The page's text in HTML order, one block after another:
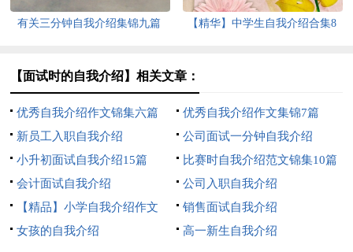
有关三分钟自我介绍集锦九篇
【精华】中学生自我介绍合集8
【面试时的自我介绍】相关文章：
优秀自我介绍作文锦集六篇
优秀自我介绍作文集锦7篇
新员工入职自我介绍
公司面试一分钟自我介绍
小升初面试自我介绍15篇
比赛时自我介绍范文锦集10篇
会计面试自我介绍
公司入职自我介绍
【精品】小学自我介绍作文
300字3篇
销售面试自我介绍
女孩的自我介绍
高一新生自我介绍